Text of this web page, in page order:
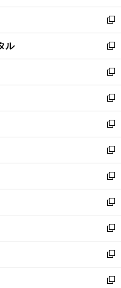
開
く
ウ
で
開
く
ン
ド
ウ
で
開
く
ウ
ィ
ン
ド
ウ
で
開
く
新
し
い
ウ
ィ
ン
ド
ウ
で
開
く
ル
新
し
い
ウ
ィ
ン
ド
ウ
で
開
く
新
し
い
ウ
ィ
ン
ド
ウ
で
開
く
新
し
い
ウ
ィ
ン
ド
ウ
で
開
く
新
し
い
ウ
ィ
ン
ド
ウ
で
開
く
新
し
い
ウ
ィ
ン
ド
ウ
で
開
く
新
し
い
ウ
ィ
ン
ド
ウ
で
新
し
い
ウ
ィ
ン
ド
新
し
い
ウ
ィ
新
し
い
新